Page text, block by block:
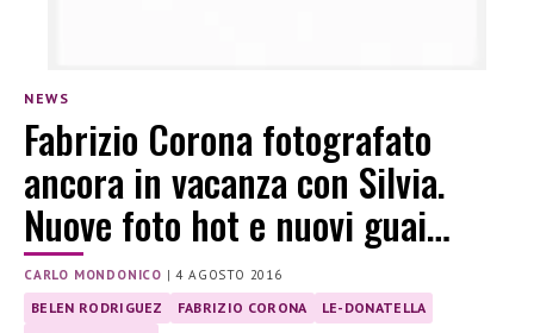
NEWS
Fabrizio Corona fotografato
ancora in vacanza con Silvia.
Nuove foto hot e nuovi guai…
CARLO MONDONICO |4 AGOSTO 2016
BELEN RODRIGUEZ FABRIZIO CORONA
LE-DONATELLA